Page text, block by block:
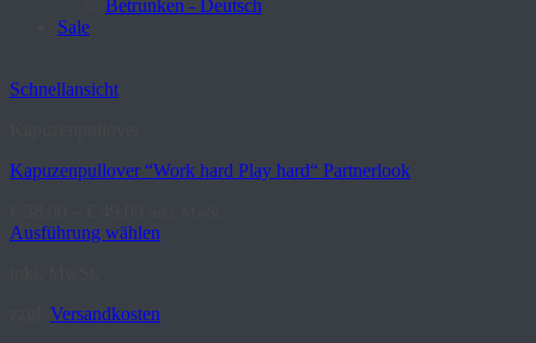
Betrunken - Deutsch
Sale
Schnellansicht
Kapuzenpullover “Work hard Play hard“ Partnerlook
Ausführung wählen
mehrereVersandkosten